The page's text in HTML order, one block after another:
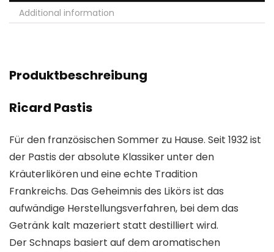
Additional information
Produktbeschreibung
Ricard Pastis
Für den französischen Sommer zu Hause. Seit 1932 ist
der Pastis der absolute Klassiker unter den
Kräuterlikören und eine echte Tradition
Frankreichs. Das Geheimnis des Likörs ist das
aufwändige Herstellungsverfahren, bei dem das
Getränk kalt mazeriert statt destilliert wird.
Der Schnaps basiert auf dem aromatischen